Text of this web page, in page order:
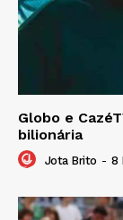
Globo e
bilionária
Jota Brito - 8